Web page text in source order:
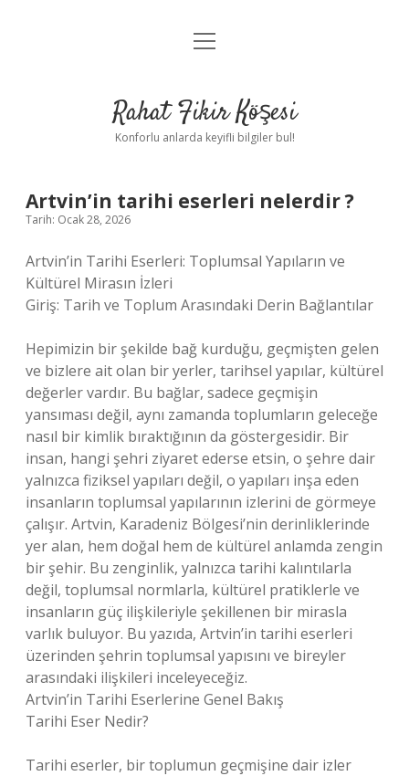
Anasayfa
Yasal Uyarı
menüyü
Rahat Fikir Köşesi
Konforlu anlarda keyifli bilgiler bul!
Artvin’in tarihi eserleri nelerdir ?
Tarih: Ocak 28, 2026
Artvin’in Tarihi Eserleri: Toplumsal Yapıların ve
Kültürel Mirasın İzleri
Giriş: Tarih ve Toplum Arasındaki Derin Bağlantılar
Hepimizin bir şekilde bağ kurduğu, geçmişten gelen
ve bizlere ait olan bir yerler, tarihsel yapılar, kültürel
değerler vardır. Bu bağlar, sadece geçmişin
yansıması değil, aynı zamanda toplumların geleceğe
nasıl bir kimlik bıraktığının da göstergesidir. Bir
insan, hangi şehri ziyaret ederse etsin, o şehre dair
yalnızca fiziksel yapıları değil, o yapıları inşa eden
insanların toplumsal yapılarının izlerini de görmeye
çalışır. Artvin, Karadeniz Bölgesi’nin derinliklerinde
yer alan, hem doğal hem de kültürel anlamda zengin
bir şehir. Bu zenginlik, yalnızca tarihi kalıntılarla
değil, toplumsal normlarla, kültürel pratiklerle ve
insanların güç ilişkileriyle şekillenen bir mirasla
varlık buluyor. Bu yazıda, Artvin’in tarihi eserleri
üzerinden şehrin toplumsal yapısını ve bireyler
arasındaki ilişkileri inceleyeceğiz.
Artvin’in Tarihi Eserlerine Genel Bakış
Tarihi Eser Nedir?
Tarihi eserler, bir toplumun geçmişine dair izler